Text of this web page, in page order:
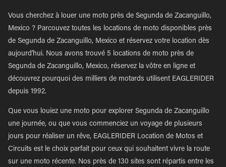
Vous cherchez à louer une moto près de Segunda de Zacanguillo,
Mexico ? Parcouvez toutes les locations de moto disponibles près
de Segunda de Zacanguillo, Mexico et réservez votre location dès
aujourd'hui. Nous avons trouvé 5 locations de moto près de
Segunda de Zacanguillo, Mexico, réservez la vôtre en ligne et
découvrez pourquoi des milliers de motards utilisent EAGLERIDER
depuis 1992.
Que vous louiez une moto pour explorer Segunda de Zacanguillo
une journée, ou que vous commenciez un voyage de plusieurs
jours pour réaliser un rêve, EAGLERIDER Location de Motos et
Circuits est le choix parfait pour ceux qui souhaitent vivre la route
sur une moto récente. Nos près de 130 sites sont répartis entre les